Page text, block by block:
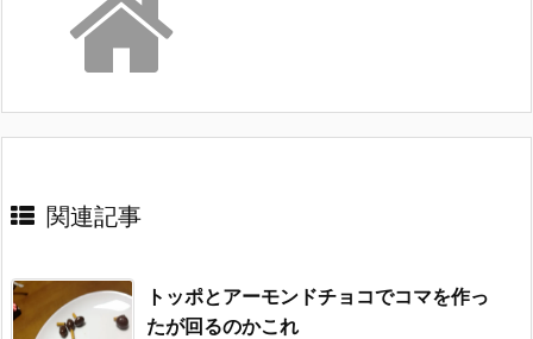
関連記事
トッポとアーモンドチョコでコマを作っ
たが回るのかこれ